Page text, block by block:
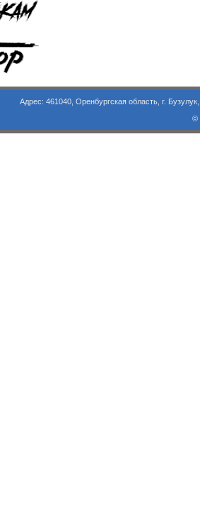
область, г. Бузулук, ул.
©